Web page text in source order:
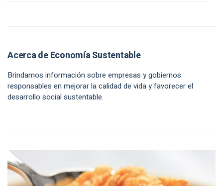
Acerca de Economía Sustentable
Brindamos información sobre empresas y gobiernos
responsables en mejorar la calidad de vida y favorecer el
desarrollo social sustentable.